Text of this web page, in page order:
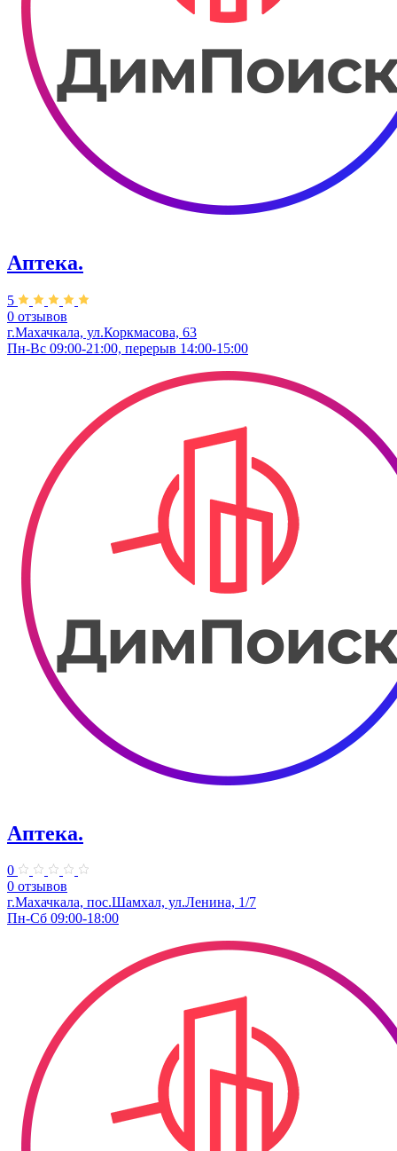
Аптека.
5
0 отзывов
г.Махачкала, ул.Коркмасова, 63
Пн-Вс 09:00-21:00, перерыв 14:00-15:00
Аптека.
0
0 отзывов
г.Махачкала, пос.Шамхал, ул.Ленина, 1/7
Пн-Сб 09:00-18:00